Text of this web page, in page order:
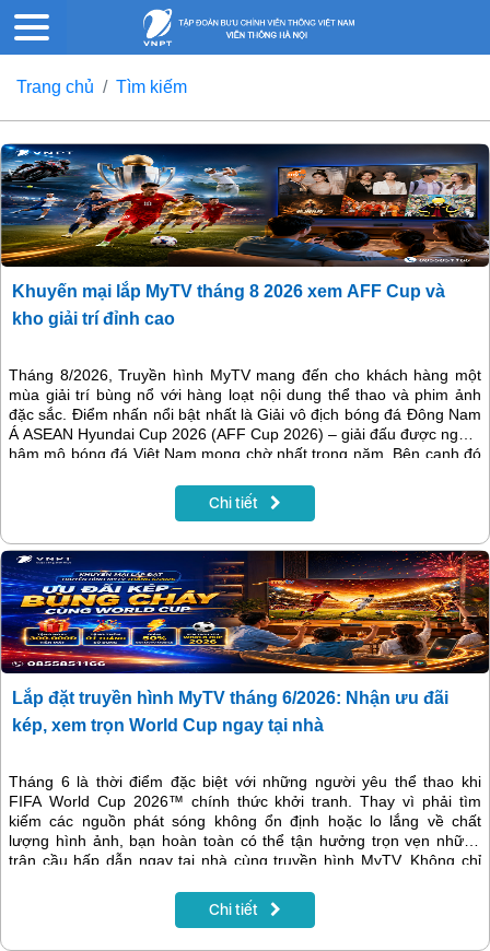
Trang chủ Tìm kiếm
Khuyến mại lắp MyTV tháng 8 2026 xem AFF Cup và
kho giải trí đỉnh cao
Tháng 8/2026, Truyền hình MyTV mang đến cho khách hàng một
mùa giải trí bùng nổ với hàng loạt nội dung thể thao và phim ảnh
đặc sắc. Điểm nhấn nổi bật nhất là Giải vô địch bóng đá Đông Nam
Á ASEAN Hyundai Cup 2026 (AFF Cup 2026) – giải đấu được người
hâm mộ bóng đá Việt Nam mong chờ nhất trong năm. Bên cạnh đó
phim phát song song với nước ngoài, giúp MyTV tiếp tục khẳng định
vị thế là nền tảng giải trí hàng đầu dành cho mọi gia đình.
Chi tiết
Lắp đặt truyền hình MyTV tháng 6/2026: Nhận ưu đãi
kép, xem trọn World Cup ngay tại nhà
Tháng 6 là thời điểm đặc biệt với những người yêu thể thao khi
FIFA World Cup 2026™ chính thức khởi tranh. Thay vì phải tìm
kiếm các nguồn phát sóng không ổn định hoặc lo lắng về chất
lượng hình ảnh, bạn hoàn toàn có thể tận hưởng trọn vẹn những
trận cầu hấp dẫn ngay tại nhà cùng truyền hình MyTV. Không chỉ
triển khai chương trình khuyến mại hấp dẫn dành cho khách hàng
đăng ký mới dịch vụ Internet và truyền hình MyTV tại Hà Nội.
Chi tiết